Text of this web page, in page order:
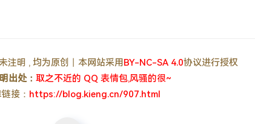
注明 , 均为原创丨本网站采用 BY-NC-SA 4.0协议进行授权
出处： 取之不近的 QQ 表情包,风骚的很~
接： https://blog.kieng.cn/907.html